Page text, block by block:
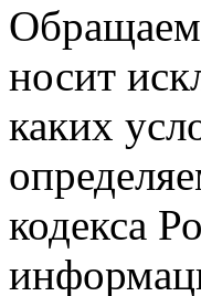
Обращаем
носит
каких
кодекса